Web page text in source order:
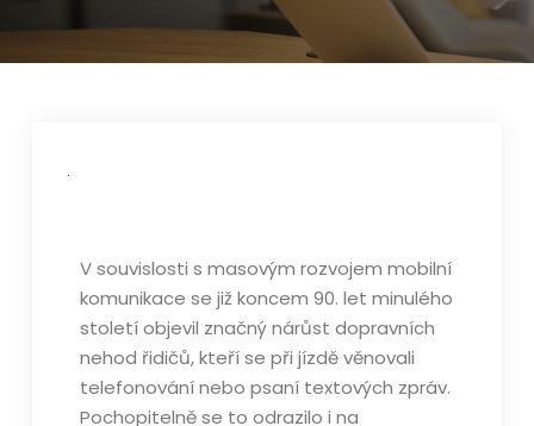
V souvislosti s masovým rozvojem mobilní
komunikace se již koncem 90. let minulého
století objevil značný nárůst dopravních
nehod řidičů, kteří se při jízdě věnovali
telefonování nebo psaní textových zpráv.
Pochopitelně se to odrazilo i na